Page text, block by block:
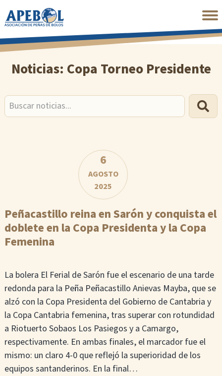
al
principal
Noticias: Copa Torneo Presidente
6
AGOSTO
2025
Peñacastillo reina en Sarón y conquista el
doblete en la Copa Presidenta y la Copa
Femenina
La bolera El Ferial de Sarón fue el escenario de una tarde
redonda para la Peña Peñacastillo Anievas Mayba, que se
alzó con la Copa Presidenta del Gobierno de Cantabria y
la Copa Cantabria femenina, tras superar con rotundidad
a Riotuerto Sobaos Los Pasiegos y a Camargo,
respectivamente. En ambas finales, el marcador fue el
mismo: un claro 4-0 que reflejó la superioridad de los
equipos santanderinos. En la final…